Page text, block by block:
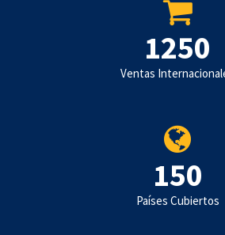
1250
Ventas
150
Países Cubiertos